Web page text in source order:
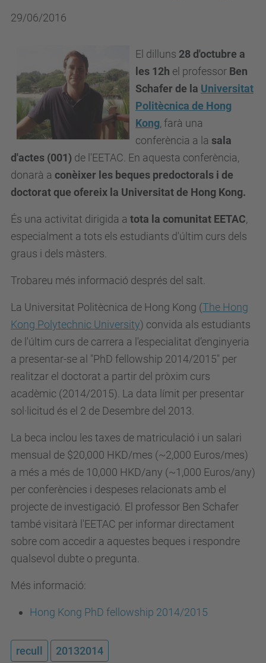
29/06/2016
El dilluns 28 d'octubre a
les 12h el professor Ben
Schafer de la Universitat
Politècnica de Hong
Kong, farà una
conferència a la sala
d'actes (001) de l'EETAC. En aquesta conferència,
donarà a conèixer les beques predoctorals i de
doctorat que ofereix la Universitat de Hong Kong.
És una activitat dirigida a tota la comunitat EETAC,
especialment a tots els estudiants d'últim curs dels
graus i dels màsters.
Trobareu més informació després del salt.
La Universitat Politècnica de Hong Kong (The Hong
Kong Polytechnic University) convida als estudiants
de l'últim curs de carrera a l'especialitat d’enginyeria
a presentar-se al "PhD fellowship 2014/2015" per
realitzar el doctorat a partir del pròxim curs
acadèmic (2014/2015). La data límit per presentar
sol·licitud és el 2 de Desembre del 2013.
La beca inclou les taxes de matriculació i un salari
mensual de $20,000 HKD/mes (~2,000 Euros/mes)
a més a més de 10,000 HKD/any (~1,000 Euros/any)
per conferències i despeses relacionats amb el
projecte de investigació. El professor Ben Schafer
també visitarà l'EETAC per informar directament
sobre com accedir a aquestes beques i respondre
qualsevol dubte o pregunta.
Més informació:
Hong Kong PhD fellowship 2014/2015
recull 20132014